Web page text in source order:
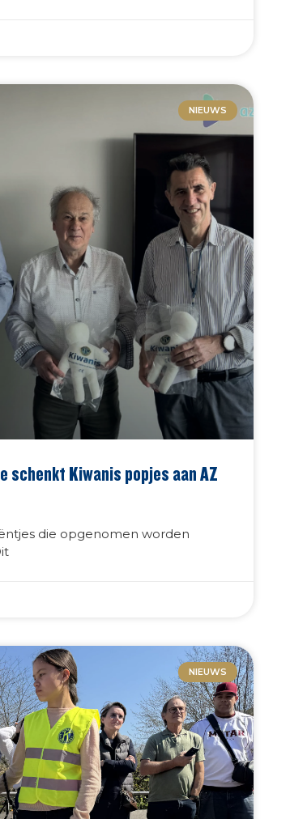
NIEUWS
schenkt Kiwanis popjes aan AZ
die opgenomen worden
NIEUWS